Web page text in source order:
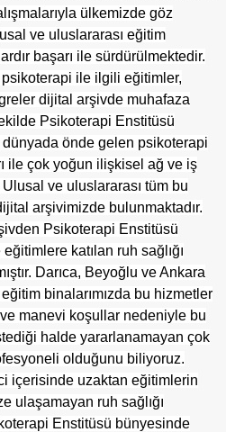
ülkemizde göz
ve uluslararası eğitim
başarı ile sürdürülmektedir.
ile ilgili eğitimler,
dijital arşivde muhafaza
Psikoterapi Enstitüsü
dünyada önde gelen psikoterapi
ile çok yoğun ilişkisel ağ ve iş
ve uluslararası tüm bu
arşivimizde bulunmaktadır.
Psikoterapi Enstitüsü
katılan ruh sağlığı
Darıca, Beyoğlu ve Ankara
binalarımızda bu hizmetler
manevi koşullar nedeniyle bu
halde yararlanamayan çok
olduğunu biliyoruz.
içerisinde uzaktan eğitimlerin
ulaşamayan ruh sağlığı
Enstitüsü bünyesinde